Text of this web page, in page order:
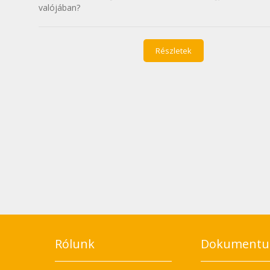
valójában?
Részletek
Rólunk